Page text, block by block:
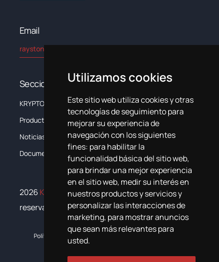
Utilizamos cookies
Este sitio web utiliza cookies y otras
tecnologías de seguimiento para
mejorar su experiencia de
navegación con los siguientes
fines: para habilitar la
funcionalidad básica del sitio web,
para brindar una mejor experiencia
en el sitio web, medir su interés en
nuestros productos y servicios y
personalizar las interacciones de
marketing, para mostrar anuncios
que sean más relevantes para
usted.
Email​
rayston@kryptonchemical.com
Secciones
KRYPTON
La Empresa
Productos
Sistemas
Noticias
Formación
Documentación
Contacta
2026 Krypton Chemical. Todos los derechos
reservados
Política de cookies Política de privacidad Plan de igualdad